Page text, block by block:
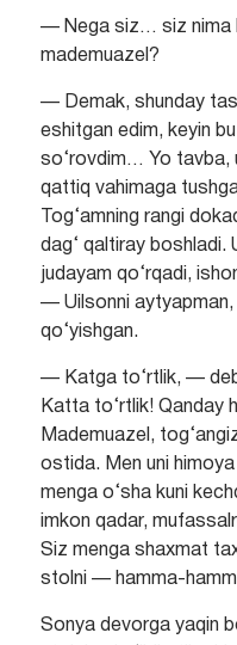
— Nega siz… siz nima
mademuazel?
— Demak, shunday
eshitgan edim, keyin
so‘rovdim… Yo tavba,
qattiq vahimaga
Tog‘amning rangi
dag‘ qaltiray boshladi.
judayam qo‘rqadi,
— Uilsonni aytyapman,
qo‘yishgan.
— Katga to‘rtlik, —
Katta to‘rtlik! Qanday
Mademuazel,
ostida. Men uni
menga o‘sha kuni
imkon qadar,
Siz menga shaxmat
stolni — hamma-
Sonya devorga yaqin